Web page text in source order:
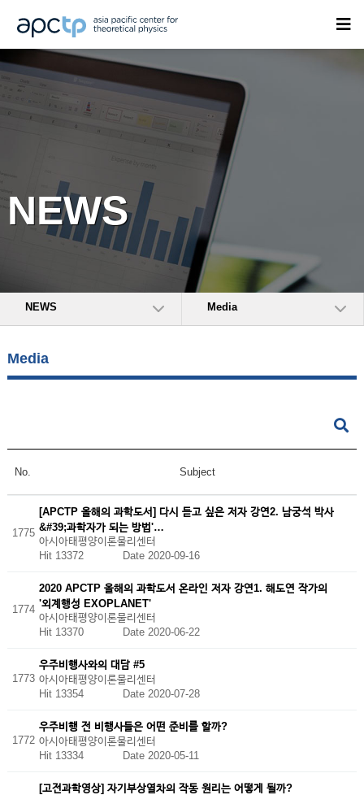
NEWS
NEWS Media
Media
No. Subject
1775
[APCTP 올해의 과학도서] 다시 듣고 싶은 저자 강연2. 남궁석 박사
&#39;과학자가 되는 방법'…
아시아태평양이론물리센터
Hit 13372
Date 2020-09-16
1774
2020 APCTP 올해의 과학도서 온라인 저자 강연1. 해도연 작가의
'외계행성 EXOPLANET'
아시아태평양이론물리센터
Hit 13370
Date 2020-06-22
1773
우주비행사와의 대담 #5
아시아태평양이론물리센터
Hit 13354 Date 2020-07-28
1772
우주비행 전 비행사들은 어떤 준비를 할까?
아시아태평양이론물리센터
Hit 13334 Date 2020-05-11
[고전과학영상] 자기부상열차의 작동 원리는 어떻게 될까?